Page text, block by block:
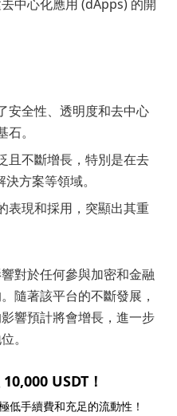
中心化應用 (dApps) 的開
安全性、透明度和去中心
。
且不斷增長，特別是在去
方案等領域。
表現和採用，突顯出其重
對於任何參與加密和金融
隨著該平台的不斷發展，
響預計將會增長，進一步
。
USDT！
低手續費和充足的流動性！